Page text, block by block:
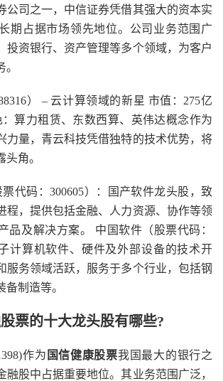
公司之一，中信证券凭借其强大的资本实
期占据市场领先地位。公司业务范围广
投资银行、资产管理等多个领域，为客户
） – 云计算领域的新星 市值：275亿
：算力租赁、东数西算、英伟达概念作为
力量，青云科技凭借独特的技术优势，将
角。
代码：300605）：国产软件龙头股，致
程，提供包括金融、人力资源、协作等领
品及解决方案。 中国软件（股票代码：
计算机软件、硬件及外部设备的技术开
服务领域活跃，服务于多个行业，包括钢
制造等。
票的十大龙头股有哪些?
作为 国信健康股票我国最大的银行之
融股中占据重要地位。其业务范围广泛，